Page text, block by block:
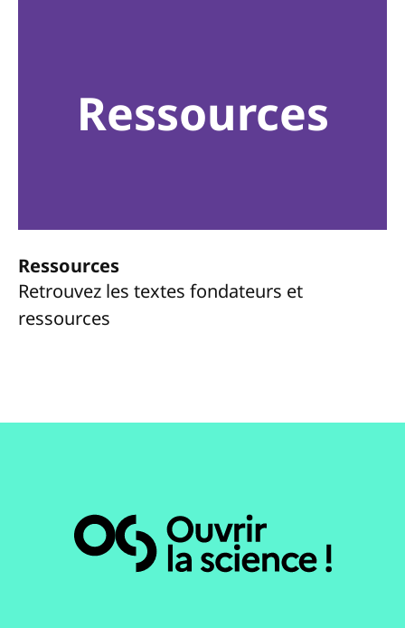
Ressources
Ressources
Retrouvez les textes fondateurs et
ressources